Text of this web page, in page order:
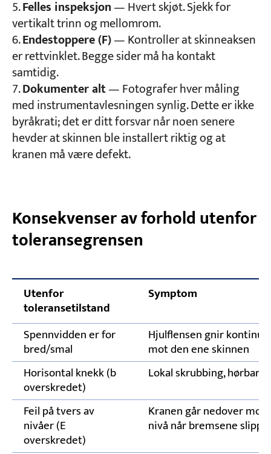
Felles inspeksjon— Hvert skjøt. Sjekk for
vertikalt trinn og mellomrom.
Endestoppere (F)— Kontroller at skinneaksen
er rettvinklet. Begge sider må ha kontakt
samtidig.
Dokumenter alt— Fotografer hver måling
med instrumentavlesningen synlig. Dette er ikke
byråkrati; det er ditt forsvar når noen senere
hevder at skinnen ble installert riktig og at
kranen må være defekt.
Konsekvenser av forhold utenfor
toleransegrensen
Utenfor
toleransetilstand
Symptom
Spennvidden er for
bred/smal
Hjulflensen gnir
mot den ene skinnen
Horisontal knekk (b
overskredet)
Lokal skrubbing, hørbar
Feil på tvers av
nivåer (E
overskredet)
Kranen går nedover mot
nivå når bremsene